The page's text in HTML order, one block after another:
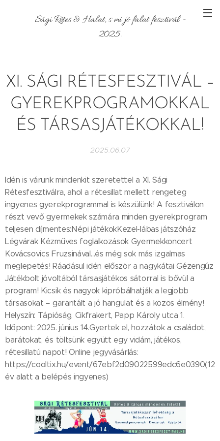
Sági Rétes & Halat, s mi jó falat fesztivál -
2025.
XI. SÁGI RÉTESFESZTIVÁL –
GYEREKPROGRAMOKKAL
ÉS TÁRSASJÁTÉKOKKAL!
2025.06.07
Idén is várunk mindenkit szeretettel a XI. Sági
Rétesfesztiválra, ahol a rétesillat mellett rengeteg
ingyenes gyerekprogrammal is készülünk! A fesztiválon
részt vevő gyermekek számára minden gyerekprogram
teljesen díjmentes:Népi játékokKezel-lábas játszóház
Légvárak Kézműves foglalkozások Gyermekkoncert
Kovácsovics Fruzsinával…és még sok más izgalmas
meglepetés! Ráadásul idén először a nagykátai Gézengúz
Játékbolt jóvoltából társasjátékos sátorral is bővül a
program! Kicsik és nagyok kipróbálhatják a legjobb
társasokat – garantált a jó hangulat és a közös élmény!
Helyszín: Tápióság, Cikfrakert, Papp Károly utca 1.
Időpont: 2025. június 14.Gyertek el, hozzátok a családot,
barátokat, és töltsünk együtt egy vidám, játékos,
rétesillatú napot! Online jegyvásárlás:
https://cooltix.hu/event/67ebf2d09022599edc6e0390(12
év alatt a belépés ingyenes)